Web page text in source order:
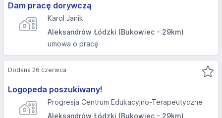
Dam pracę dorywczą
Karol Janik
Aleksandrów Łódzki (Bukowiec - 29km)
umowa o pracę
Logopeda poszukiwany!
Progresja Centrum Edukacyjno-Terapeutyczne
Aleksandrów Łódzki (Bukowiec - 29km)
Dodana 26 czerwca